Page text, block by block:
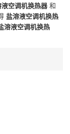
液空调机换热器 和
盐溶液空调机换热
溶液空调机换热